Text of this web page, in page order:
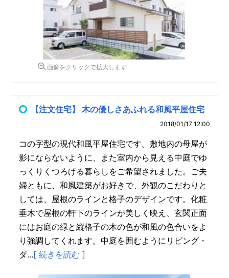
画像をクリックで拡大します
【注文住宅】 木の優しさあふれる和風平屋住宅
2018/01/17 12:00
コの字型の現代和風平屋住宅です。敷地内の母屋が
影にならないように、また室内から見える中庭でゆ
っくりくつろげる暮らしをご希望されました。ご夫
婦ともに、和風建築がお好きで、外観のこだわりと
しては、屋根のラインと格子のデザインです。化粧
垂木で屋根の軒下のラインが美しく映え、玄関正面
にはお庭の緑と縦格子の木の色が和風の色合いをよ
り強調してくれます。中庭を囲むようにリビング・
ダ...[ 続きを読む ]